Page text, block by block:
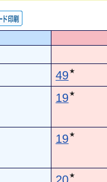
49★
19★
19★
★